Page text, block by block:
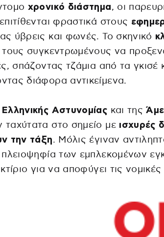
χρονικό διάστημα, οι
φραστικά στους
ύβρεις και φωνές. Το σκηνικό
τους συγκεντρωμένους να
σπάζοντας τζάμια από τα γκισέ
διάφορα αντικείμενα.
Ελληνικής Αστυνομίας και της
ταχύτατα στο σημείο με ισχυρές
την τάξη. Μόλις έγιναν
πλειοψηφία των εμπλεκομένων
για να αποφύγει τις